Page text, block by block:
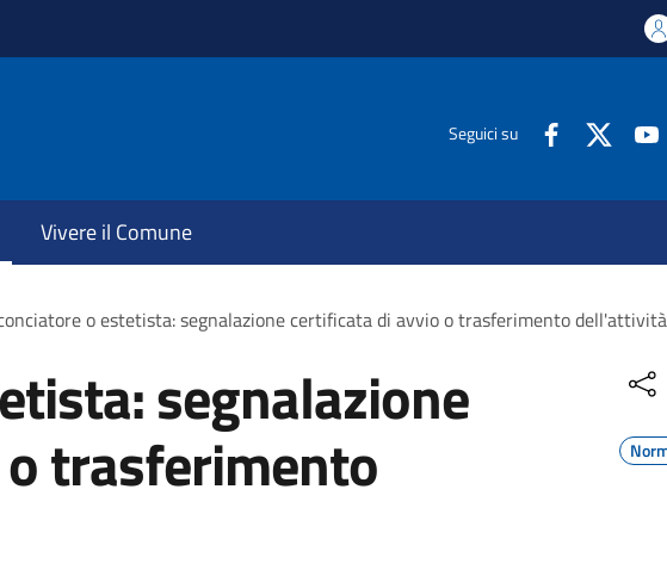
Seguici su
Vivere il Comune
o estetista: segnalazione certificata di avvio o trasferimento dell'attività
segnalazione
trasferimento